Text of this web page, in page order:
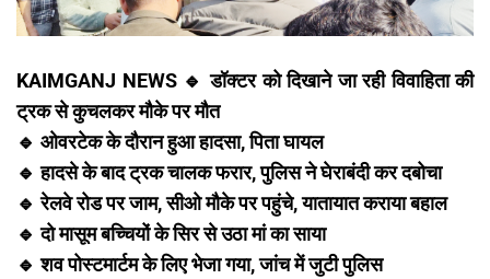
KAIMGANJ NEWS 🔹 डॉक्टर को दिखाने जा रही विवाहिता की
ट्रक से कुचलकर मौके पर मौत
🔹 ओवरटेक के दौरान हुआ हादसा, पिता घायल
🔹 हादसे के बाद ट्रक चालक फरार, पुलिस ने घेराबंदी कर दबोचा
🔹 रेलवे रोड पर जाम, सीओ मौके पर पहुंचे, यातायात कराया बहाल
🔹 दो मासूम बच्चियों के सिर से उठा मां का साया
🔹 शव पोस्टमार्टम के लिए भेजा गया, जांच में जुटी पुलिस